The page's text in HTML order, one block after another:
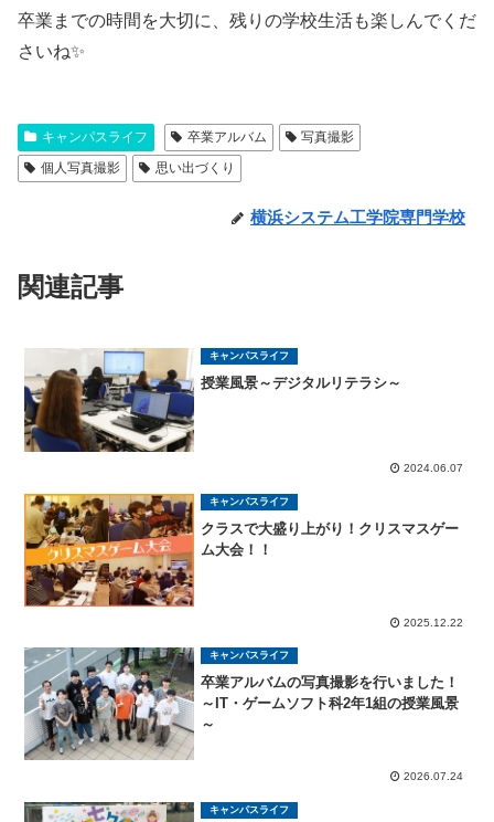
卒業までの時間を大切に、残りの学校生活も楽しんでくだ
さいね✨
キャンパスライフ 卒業アルバム
写真撮影
個人写真撮影
思い出づくり
横浜システム工学院専門学校
関連記事
キャンパスライフ
授業風景～デジタルリテラシ～
2024.06.07
キャンパスライフ
クラスで大盛り上がり！クリスマスゲー
ム大会！！
2025.12.22
キャンパスライフ
卒業アルバムの写真撮影を行いました！
～IT・ゲームソフト科2年1組の授業風景
～
2026.07.24
キャンパスライフ